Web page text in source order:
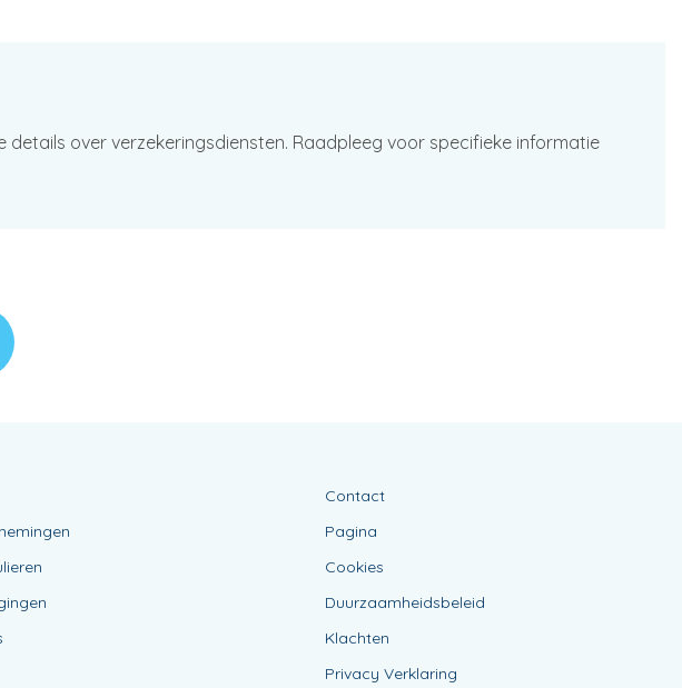
over verzekeringsdiensten. Raadpleeg voor specifieke informatie
Contact
Pagina
Cookies
Duurzaamheidsbeleid
Klachten
Privacy Verklaring